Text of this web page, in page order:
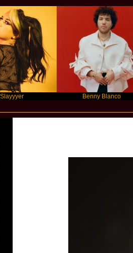
Benny Blanco